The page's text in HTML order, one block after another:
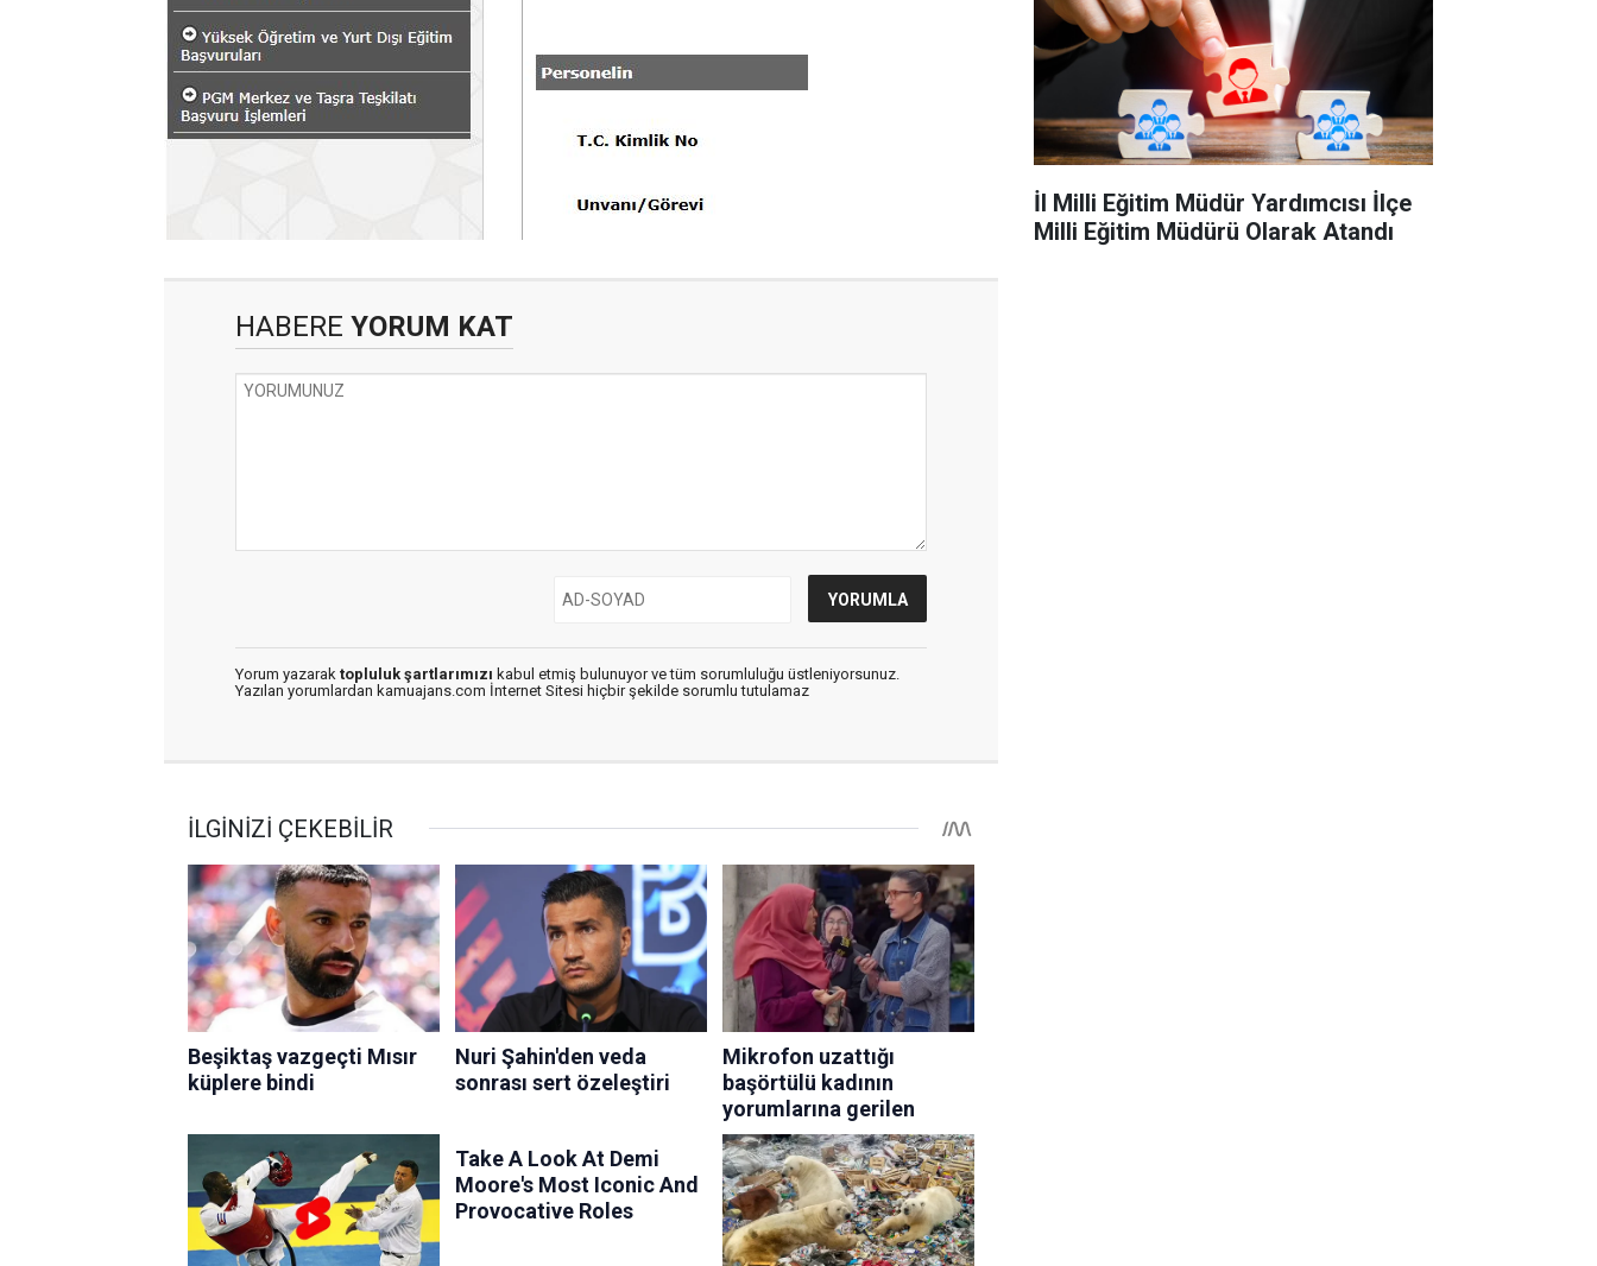
HABERE YORUM KAT
Yorum yazarak topluluk şartlarımızı kabul etmiş bulunuyor ve tüm sorumluluğu üstleniyorsunuz.
Yazılan yorumlardan kamuajans.com İnternet Sitesi hiçbir şekilde sorumlu tutulamaz
İl Milli Eğitim Müdür Yardımcısı İlçe
Milli Eğitim Müdürü Olarak Atandı